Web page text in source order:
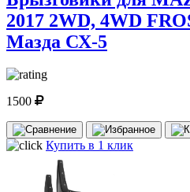
2017 2WD, 4WD
Мазда СХ-5
1500
Купить в 1 клик